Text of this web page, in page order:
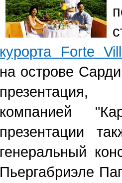
курорта Forte
на острове
компанией
презентации
генеральный
Пьергабриэле